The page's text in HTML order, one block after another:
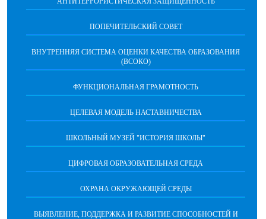
ПОПЕЧИТЕЛЬСКИЙ СОВЕТ
ВНУТРЕННЯЯ СИСТЕМА ОЦЕНКИ КАЧЕСТВА ОБРАЗОВАНИЯ
(ВСОКО)
ФУНКЦИОНАЛЬНАЯ ГРАМОТНОСТЬ
ЦЕЛЕВАЯ МОДЕЛЬ НАСТАВНИЧЕСТВА
ШКОЛЬНЫЙ МУЗЕЙ "ИСТОРИЯ ШКОЛЫ"
ЦИФРОВАЯ ОБРАЗОВАТЕЛЬНАЯ СРЕДА
ОХРАНА ОКРУЖАЮЩЕЙ СРЕДЫ
ВЫЯВЛЕНИЕ, ПОДДЕРЖКА И РАЗВИТИЕ СПОСОБНОСТЕЙ И